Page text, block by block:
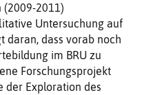
(2009-2011)
Untersuchung auf
daran, dass vorab noch
im BRU zu
Forschungsprojekt
der Exploration des